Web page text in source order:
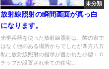
未分類
放射線照射の瞬間画面が真っ白
になります。
光学兵器を使った放射線照射は、隣の家で
はなく他のある場所からでしたが四方八方
私に放射線照射の指示が書かれた小型ＩＣ
チップが設置され全ての住宅...